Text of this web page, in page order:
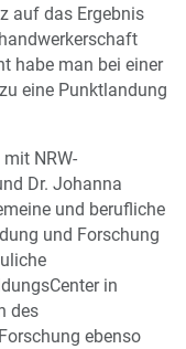
auf das Ergebnis
habe man bei einer
eine Punktlandung
NRW-
Dr. Johanna
und berufliche
und Forschung
in
des
ebenso